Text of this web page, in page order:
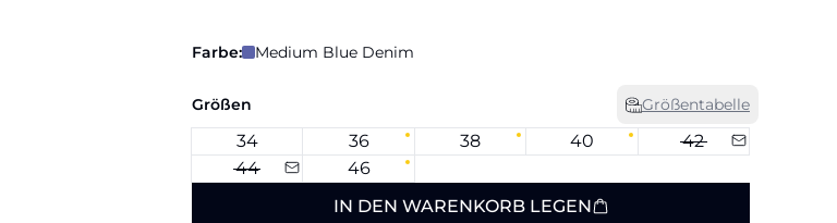
Farbe: Medium Blue Denim
Größen Größentabelle
34 36 38 40
42
44
46
IN DEN WARENKORB LEGEN